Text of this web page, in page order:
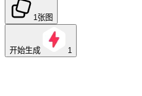
1张图
开始生成 1